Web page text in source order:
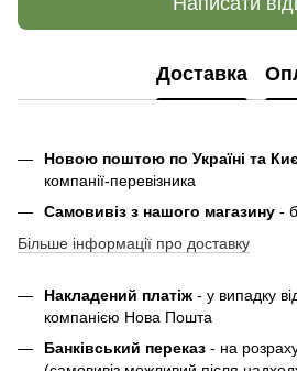
Доставка
Новою поштою по Україні та
компанії-перевізника
Самовивіз з нашого магазину -
Більше інформації про доставку
Накладений платіж - у випадку
компанією Нова Пошта
Банківський переказ - на